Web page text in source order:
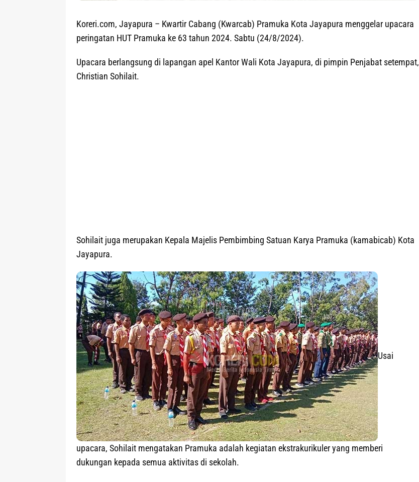
Koreri.com, Jayapura – Kwartir Cabang (Kwarcab) Pramuka Kota Jayapura menggelar upacara
peringatan HUT Pramuka ke 63 tahun 2024. Sabtu (24/8/2024).
Upacara berlangsung di lapangan apel Kantor Wali Kota Jayapura, di pimpin Penjabat setempat,
Christian Sohilait.
Sohilait juga merupakan Kepala Majelis Pembimbing Satuan Karya Pramuka (kamabicab) Kota
Jayapura.
Usai
upacara, Sohilait mengatakan Pramuka adalah kegiatan ekstrakurikuler yang memberi
dukungan kepada semua aktivitas di sekolah.